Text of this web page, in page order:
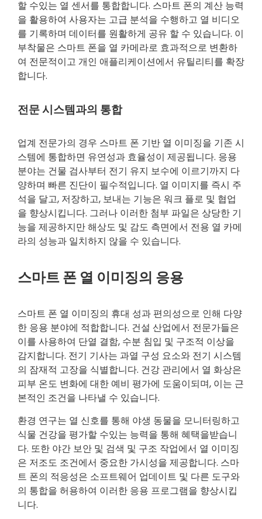
할 수있는 열 센서를 통합합니다. 스마트 폰의 계산 능력
을 활용하여 사용자는 고급 분석을 수행하고 열 비디오
를 기록하며 데이터를 원활하게 공유 할 수 있습니다. 이
부착물은 스마트 폰을 열 카메라로 효과적으로 변환하
여 전문적이고 개인 애플리케이션에서 유틸리티를 확장
합니다.
전문 시스템과의 통합
업계 전문가의 경우 스마트 폰 기반 열 이미징을 기존 시
스템에 통합하면 유연성과 효율성이 제공됩니다. 응용
분야는 건물 검사부터 전기 유지 보수에 이르기까지 다
양하며 빠른 진단이 필수적입니다. 열 이미지를 즉시 주
석을 달고, 저장하고, 보내는 기능은 워크 플로 및 협업
을 향상시킵니다. 그러나 이러한 첨부 파일은 상당한 기
능을 제공하지만 해상도 및 감도 측면에서 전용 열 카메
라의 성능과 일치하지 않을 수 있습니다.
스마트 폰 열 이미징의 응용
스마트 폰 열 이미징의 휴대 성과 편의성으로 인해 다양
한 응용 분야에 적합합니다. 건설 산업에서 전문가들은
이를 사용하여 단열 결함, 수분 침입 및 구조적 이상을
감지합니다. 전기 기사는 과열 구성 요소와 전기 시스템
의 잠재적 고장을 식별합니다. 건강 관리에서 열 화상은
피부 온도 변화에 대한 예비 평가에 도움이되며, 이는 근
본적인 조건을 나타낼 수 있습니다.
환경 연구는 열 신호를 통해 야생 동물을 모니터링하고
식물 건강을 평가할 수있는 능력을 통해 혜택을받습니
다. 또한 야간 보안 및 검색 및 구조 작업에서 열 이미징
은 저조도 조건에서 중요한 가시성을 제공합니다. 스마
트 폰의 적응성은 소프트웨어 업데이트 및 다른 도구와
의 통합을 허용하여 이러한 응용 프로그램을 향상시킵
니다.